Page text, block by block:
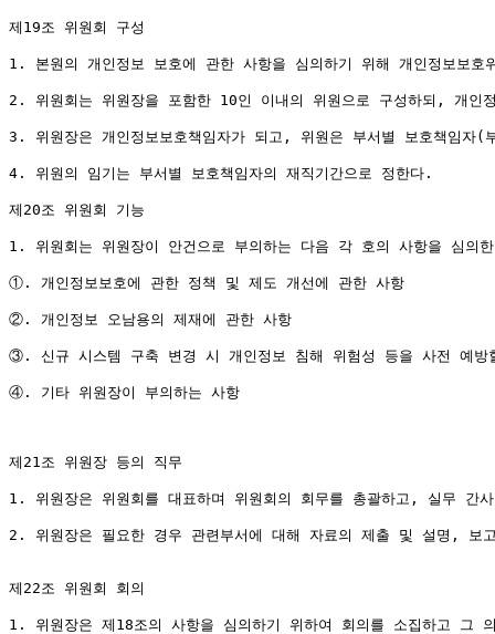
제19조 위원회 구성
1. 본원의 개인정보 보호에 관한 사항을 심의하기 위해 개인정보보호
2. 위원회는 위원장을 포함한 10인 이내의 위원으로 구성하되, 개인
3. 위원장은 개인정보보호책임자가 되고, 위원은 부서별 보호책임
4. 위원의 임기는 부서별 보호책임자의 재직기간으로 정한다.
제20조 위원회 기능
1. 위원회는 위원장이 안건으로 부의하는 다음 각 호의 사항을 심의
①. 개인정보보호에 관한 정책 및 제도 개선에 관한 사항
②. 개인정보 오남용의 제재에 관한 사항
③. 신규 시스템 구축 변경 시 개인정보 침해 위험성 등을 사전 예방
④. 기타 위원장이 부의하는 사항
제21조 위원장 등의 직무
1. 위원장은 위원회를 대표하며 위원회의 회무를 총괄하고, 실무 간
2. 위원장은 필요한 경우 관련부서에 대해 자료의 제출 및 설명, 보
제22조 위원회 회의
1. 위원장은 제18조의 사항을 심의하기 위하여 회의를 소집하고 그